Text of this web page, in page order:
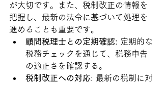
が大切です。また、税制改正の情報を
把握し、最新の法令に基づいて処理を
進めることも重要です。
顧問税理士との定期確認: 定期的な
税務チェックを通じて、税務申告
の適正さを確認する。
税制改正への対応: 最新の税制に対